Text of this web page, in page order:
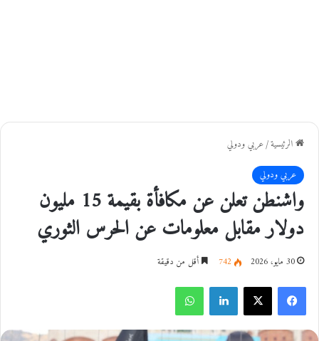
الرئيسية/عربي ودولي
عربي ودولي
واشنطن تعلن عن مكافأة بقيمة 15 مليون
دولار مقابل معلومات عن الحرس الثوري
30 مايو، 2026 742 أقل من دقيقة
فيسبوك